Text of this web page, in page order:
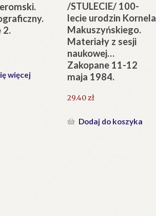
2.
więcej
/STULECIE/ 100-
lecie urodzin Kornela
Makuszyńskiego.
Materiały z sesji
naukowej…
Zakopane 11-12
maja 1984.
29.40zł
Dodaj do koszyka